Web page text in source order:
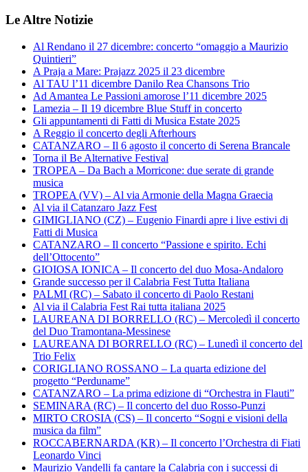
Le Altre Notizie
Al Rendano il 27 dicembre: concerto “omaggio a Maurizio
Quintieri”
A Praja a Mare: Prajazz 2025 il 23 dicembre
Al TAU l’11 dicembre Danilo Rea Chansons Trio
Ad Amantea Le Passioni amorose l’11 dicembre 2025
Lamezia – Il 19 dicembre Blue Stuff in concerto
Gli appuntamenti di Fatti di Musica Estate 2025
A Reggio il concerto degli Afterhours
CATANZARO – Il 6 agosto il concerto di Serena Brancale
Torna il Be Alternative Festival
TROPEA – Da Bach a Morricone: due serate di grande
musica
TROPEA (VV) – Al via Armonie della Magna Graecia
Al via il Catanzaro Jazz Fest
GIMIGLIANO (CZ) – Eugenio Finardi apre i live estivi di
Fatti di Musica
CATANZARO – Il concerto “Passione e spirito. Echi
dell’Ottocento”
GIOIOSA IONICA – Il concerto del duo Mosa-Andaloro
Grande successo per il Calabria Fest Tutta Italiana
PALMI (RC) – Sabato il concerto di Paolo Restani
Al via il Calabria Fest Rai tutta italiana 2025
LAUREANA DI BORRELLO (RC) – Mercoledì il concerto
del Duo Tramontana-Messinese
LAUREANA DI BORRELLO (RC) – Lunedì il concerto del
Trio Felix
CORIGLIANO ROSSANO – La quarta edizione del
progetto “Perduname”
CATANZARO – La prima edizione di “Orchestra in Flauti”
SEMINARA (RC) – Il concerto del duo Rosso-Punzi
MIRTO CROSIA (CS) – Il concerto “Sogni e visioni della
musica da film”
ROCCABERNARDA (KR) – Il concerto l’Orchestra di Fiati
Leonardo Vinci
Maurizio Vandelli fa cantare la Calabria con i successi di